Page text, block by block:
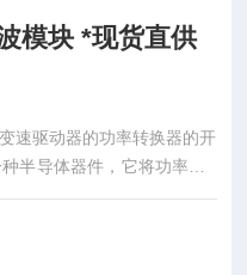
模块 *现货直供
速驱动器的功率转换器的开
半导体器件，它将功率MO
高电压/高电流处理能力相